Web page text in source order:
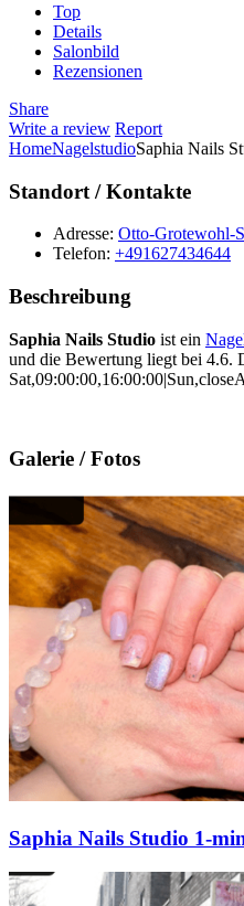
Top
Details
Salonbild
Rezensionen
Share
Write a review Report
HomeNagelstudioSaphia Nails
Standort / Kontakte
Adresse: Otto-Grotewohl-
Telefon: +491627434644
Beschreibung
Saphia Nails Studio ist ein
und die Bewertung liegt bei 4.6.
Galerie / Fotos
Saphia Nails Studio 1-